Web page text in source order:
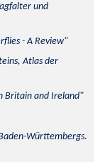
und
- A Review
Atlas der
Britain and Ireland
Württembergs.